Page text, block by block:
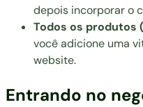
depois incorporar o
Todos os produtos
você adicione uma
website.
Entrando no